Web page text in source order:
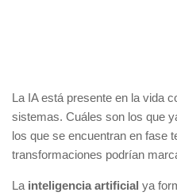
La IA está presente en la vida
sistemas. Cuáles son los que
los que se encuentran en fase
transformaciones podrían
La inteligencia artificial ya